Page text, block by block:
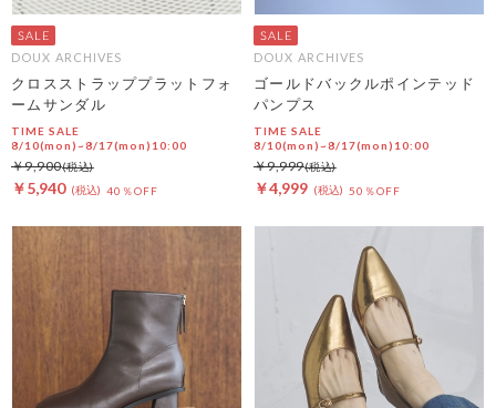
DOUX ARCHIVES
クロスストラッププラットフォ
ームサンダル
TIME SALE
8/10(mon)~8/17(mon)10:00
￥5,940 40％OFF
￥9,900
DOUX ARCHIVES
ゴールドバックルポインテッド
パンプス
TIME SALE
8/10(mon)~8/17(mon)10:00
￥4,999 50％OFF
￥9,999